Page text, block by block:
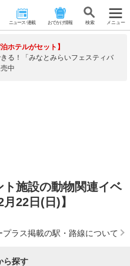
ニュース･連載 おでかけ情報 検 索 メニュー
ホテルがセット】
る！「みなとみらいフェスティバ
中
施設の動物関連イベ
22日(日)】
プラス掲載の駅・路線について
ら探す